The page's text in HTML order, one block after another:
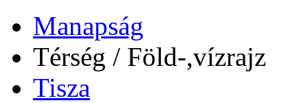
Manapság
Térség / Föld-,vízrajz
Tisza